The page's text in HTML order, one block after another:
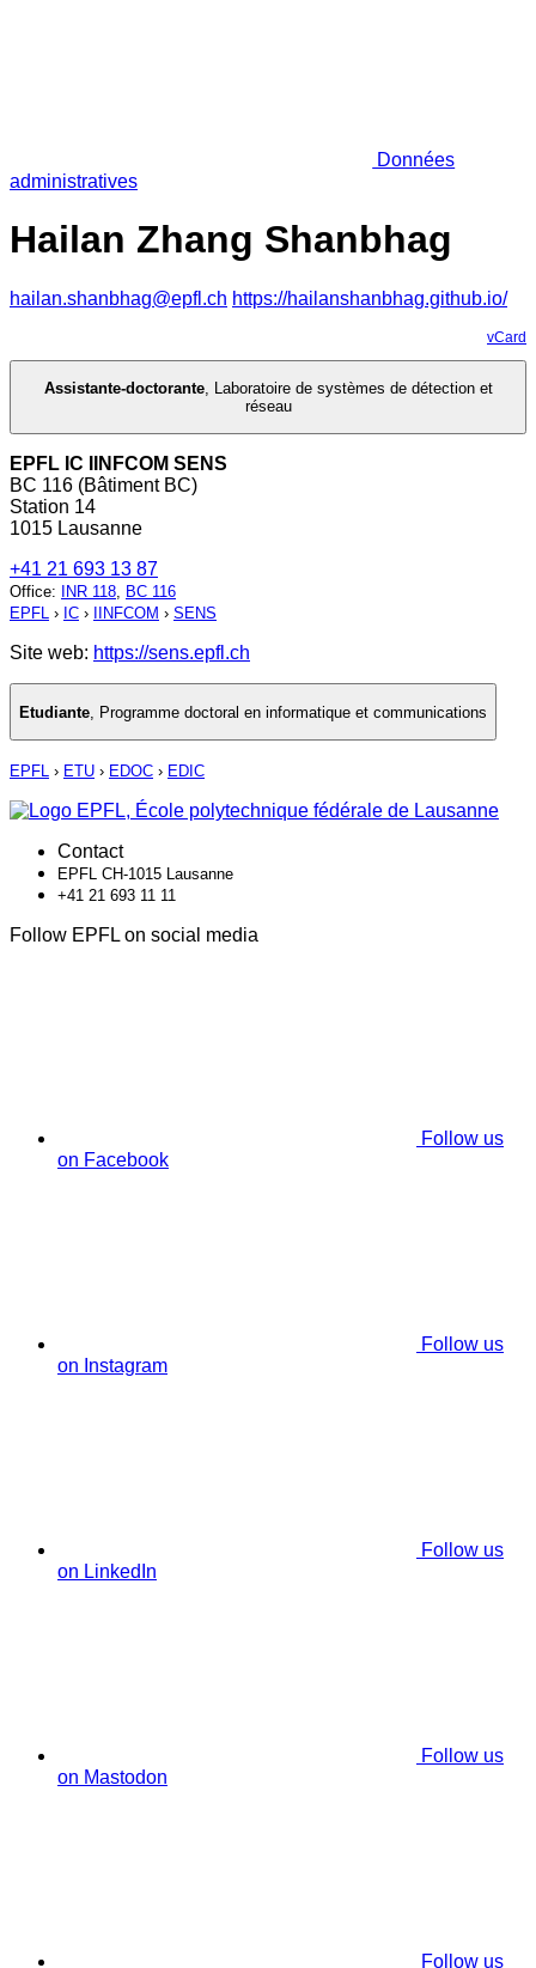
Données
administratives
Hailan Zhang Shanbhag
hailan.shanbhag@epfl.ch https://hailanshanbhag.github.io/
vCard
Assistante-doctorante, Laboratoire de systèmes de détection et
réseau
EPFL IC IINFCOM SENS
BC 116 (Bâtiment BC)
Station 14
1015 Lausanne
+41 21 693 13 87
Office: INR 118, BC 116
EPFL › IC › IINFCOM › SENS
Site web: https://sens.epfl.ch
Etudiante Programme doctoral en informatique et communications
EPFL › ETU › EDOC › EDIC
Contact
EPFL CH-1015 Lausanne
+41 21 693 11 11
Follow EPFL on social media
Follow us
on Facebook
Follow us
on Instagram
Follow us
on LinkedIn
Follow us
on Mastodon
Follow us